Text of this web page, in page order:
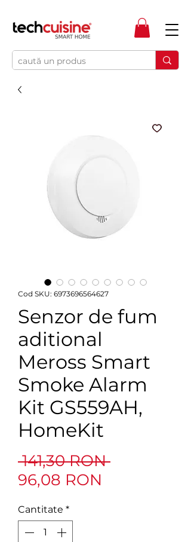
Cod SKU: 6973696564627
Senzor de fum
aditional
Meross Smart
Smoke Alarm
Kit GS559AH,
HomeKit
141,30 RON Preț
96,08 RON
Cantitate *